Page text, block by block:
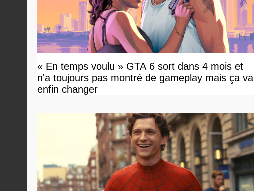
« En temps voulu » GTA 6 sort dans 4 mois et
n'a toujours pas montré de gameplay mais ça va
enfin changer